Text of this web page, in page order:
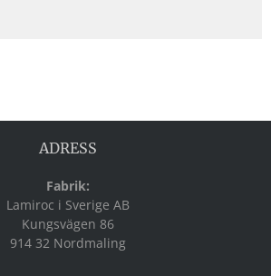
ADRESS
Fabrik:
Lamiroc i Sverige AB
Kungsvägen 86
914 32 Nordmaling